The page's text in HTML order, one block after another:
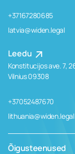
+37167280685
latvia@widen.legal
Leedu
Konstitucijos ave. 7,
Vilnius 09308
+37052487670
lithuania@widen.legal
Õigusteenused